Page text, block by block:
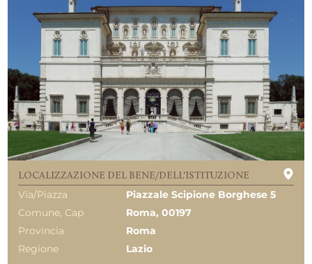
LOCALIZZAZIONE DEL BENE/DELL'ISTITUZIONE
Via/Piazza
Piazzale Scipione Borghese 5
Comune, Cap
Roma, 00197
Provincia
Roma
Regione
Lazio